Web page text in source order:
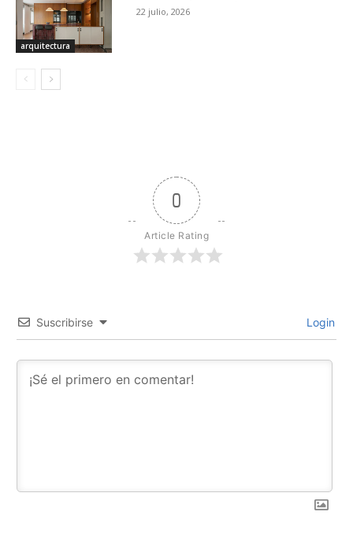
arquitectura
22 julio, 2026
0
Article Rating
Suscribirse Login